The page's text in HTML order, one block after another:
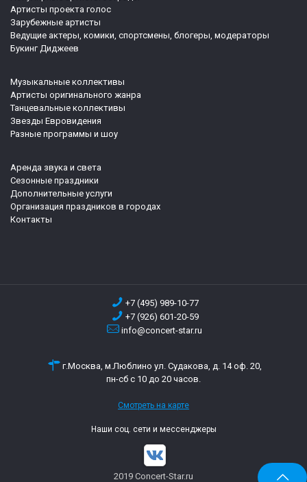
Артисты проекта голос
Зарубежные артисты
Ведущие актеры, комики, спортсмены, блогеры, модераторы
Букинг Диджеев
Музыкальные коллективы
Артисты оригинального жанра
Танцевальные коллективы
Звезды Евровидения
Разные программы и шоу
Аренда звука и света
Сезонные праздники
Дополнительные услуги
Организация праздников в городах
Контакты
+7 (495) 989-10-77
+7 (926) 601-20-59
info@concert-star.ru
г.Москва, м.Люблино ул. Судакова, д. 14 оф. 20,
пн-сб с 10 до 20 часов.
Смотреть на карте
Наши соц. сети и мессенджеры
2019 Concert-Star.ru